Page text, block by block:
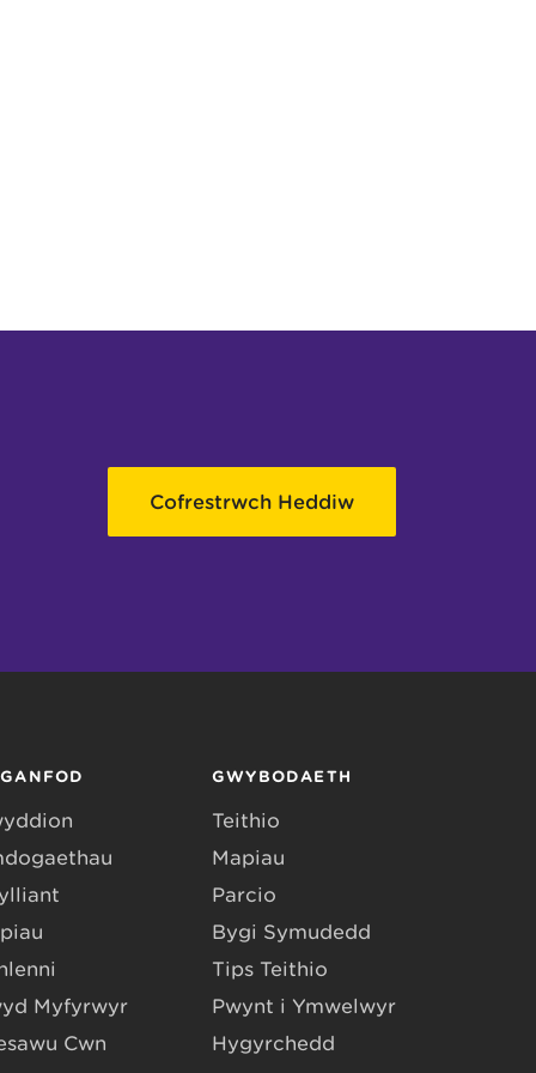
Cofrestrwch Heddiw
Myfyrwyr
Cŵn
GWYBODAETH
Teithio
Mapiau
Parcio
Bygi Symudedd
Tips Teithio
Pwynt i Ymwelwyr
Hygyrchedd